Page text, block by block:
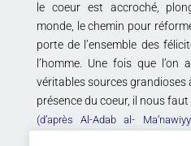
le coeur est accroché,
monde, le chemin pour
porte de l’ensemble des
l’homme. Une fois que
véritables sources grandioses
présence du coeur, il nous
(d’après Al-Adab al-